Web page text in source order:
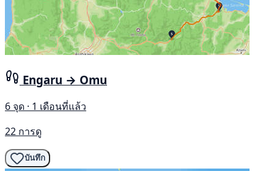
Engaru → Omu
6 จุด · 1 เดือนที่แล้ว
22 การดู
บันทึก